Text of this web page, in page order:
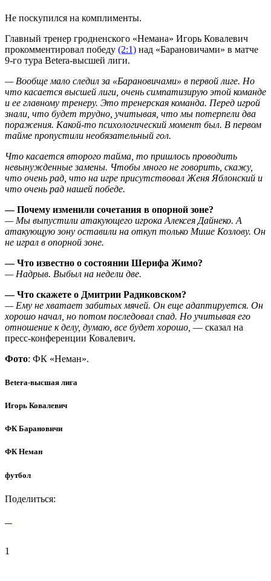
Не поскупился на комплименты.
Главный тренер гродненского «Немана» Игорь Ковалевич
прокомментировал победу (2:1) над «Барановичами» в матче
9-го тура Betera-высшей лиги.
— Вообще мало следил за «Барановичами» в первой лиге. Но
что касается высшей лиги, очень симпатизирую этой команде
и ее главному тренеру. Это тренерская команда. Перед игрой
знали, что будет трудно, учитывая, что мы потерпели два
поражения. Какой-то психологический момент был. В первом
тайме пропустили необязательный гол.
Что касается второго тайма, то пришлось проводить
невынужденные замены. Чтобы много не говорить, скажу,
что очень рад, что на игре присутствовал Женя Яблонский и
что очень рад нашей победе.
— Почему изменили сочетания в опорной зоне?
— Мы выпустили атакующего игрока Алексея Дайнеко. А
атакующую зону оставили на откуп только Мише Козлову. Он
не играл в опорной зоне.
— Что известно о состоянии Шерифа Жимо?
— Надрыв. Выбыл на недели две.
— Что скажете о Дмитрии Радиковском?
— Ему не хватает забитых мячей. Он еще адаптируется. Он
хорошо начал, но потом последовал спад. Но учитывая его
отношение к делу, думаю, все будет хорошо, — сказал на
пресс-конференции Ковалевич.
Фото: ФК «Неман».
Betera-высшая лига
Игорь Ковалевич
ФК Барановичи
ФК Неман
футбол
Поделиться:
1